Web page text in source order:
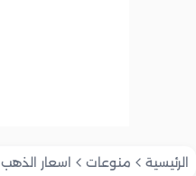
الرئيسية منوعات اسعار الذهب